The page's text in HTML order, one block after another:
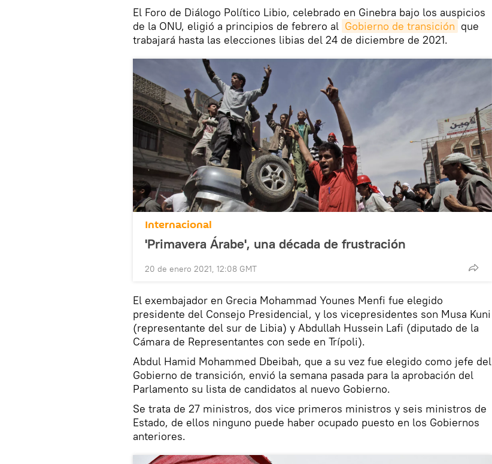
El Foro de Diálogo Político Libio, celebrado en Ginebra bajo los auspicios
de la ONU, eligió a principios de febrero al Gobierno de transición que
trabajará hasta las elecciones libias del 24 de diciembre de 2021.
Internacional
'Primavera Árabe', una década de frustración
20 de enero 2021, 12:08 GMT
El exembajador en Grecia Mohammad Younes Menfi fue elegido
presidente del Consejo Presidencial, y los vicepresidentes son Musa Kuni
(representante del sur de Libia) y Abdullah Hussein Lafi (diputado de la
Cámara de Representantes con sede en Trípoli).
Abdul Hamid Mohammed Dbeibah, que a su vez fue elegido como jefe del
Gobierno de transición, envió la semana pasada para la aprobación del
Parlamento su lista de candidatos al nuevo Gobierno.
Se trata de 27 ministros, dos vice primeros ministros y seis ministros de
Estado, de ellos ninguno puede haber ocupado puesto en los Gobiernos
anteriores.